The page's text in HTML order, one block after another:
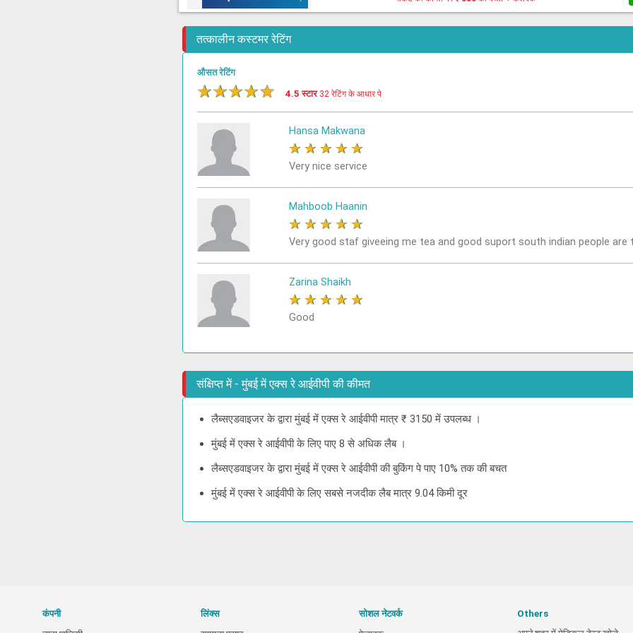
तत्कालीन कस्टमर रेटिंग
औसत रेटिंग
★★★★★ 4.5 स्टार 32 रेटिंग के आधार पे
Hansa Makwana
★ ★ ★ ★ ★
Very nice service
Mahboob Haanin
★ ★ ★ ★ ★
Very good staf giveeing me tea and good suport south indian people are
Zarina Shaikh
★ ★ ★ ★ ★
Good
संक्षिप्त में - मुंबई में एक्स रे आईवीपी की कीमत
लैब्सएडवाइजर के द्वारा मुंबई में एक्स रे आईवीपी मात्र ₹ 3150 में उपलब्ध ।
मुंबई में एक्स रे आईवीपी के लिए पाए 8 से अधिक लैब ।
लैब्सएडवाइजर के द्वारा मुंबई में एक्स रे आईवीपी की बुकिंग पे पाए 10% तक की बचत
मुंबई में एक्स रे आईवीपी के लिए सबसे नजदीक लैब मात्र 9.04 किमी दूर
कंपनी
लिंक्स
सोशल नेटवर्क
Others